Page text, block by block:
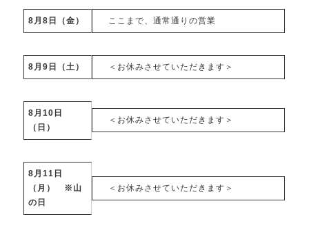
8月8日（金） ここまで、通常通りの営業
8月9日（土） ＜お休みさせていただきます＞
8月10日
（日）
＜お休みさせていただきます＞
8月11日
（月） ※山
の日
＜お休みさせていただきます＞